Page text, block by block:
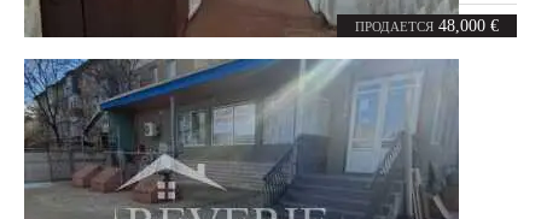
ПРОДАЕТСЯ 48,000 €
2 47.3 m²